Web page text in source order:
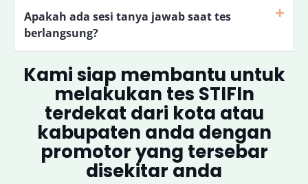
Apakah ada sesi tanya jawab saat tes
berlangsung?
Kami siap membantu untuk
melakukan tes STIFIn
terdekat dari kota atau
kabupaten anda dengan
promotor yang tersebar
disekitar anda